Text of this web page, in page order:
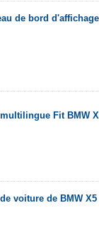
de bord d'affichage
Fit BMW
voiture de BMW X5